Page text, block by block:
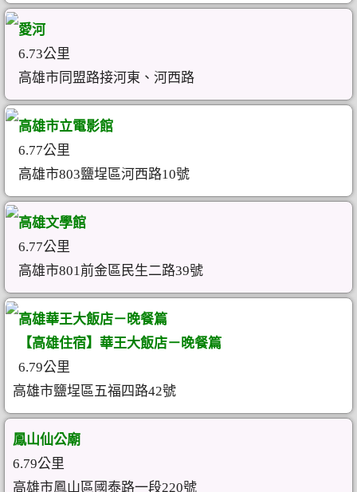
愛河
6.73公里
高雄市同盟路接河東、河西路
高雄市立電影館
6.77公里
高雄市803鹽埕區河西路10號
高雄文學館
6.77公里
高雄市801前金區民生二路39號
高雄華王大飯店－晚餐篇
【高雄住宿】華王大飯店－晚餐篇
6.79公里
高雄市鹽埕區五福四路42號
鳳山仙公廟
6.79公里
高雄市鳳山區國泰路一段220號